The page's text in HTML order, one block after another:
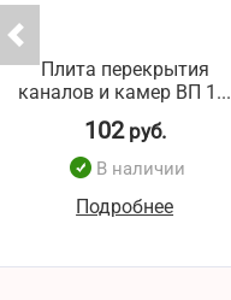
Плита перекрытия
каналов и камер ВП 1...
102руб.
В наличии
Подробнее